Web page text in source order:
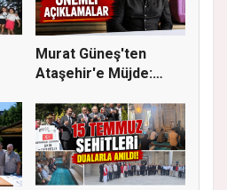
Murat Güneş'ten
Ataşehir'e Müjde: